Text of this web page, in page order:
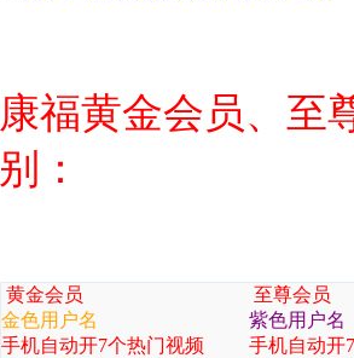
康福黄金会员、至
别：
黄金会员
至尊会员
金色用户名
紫色用户名
手机自动开7个热门视频
手机自动开